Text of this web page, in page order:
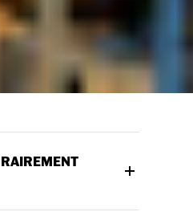
de l'usine